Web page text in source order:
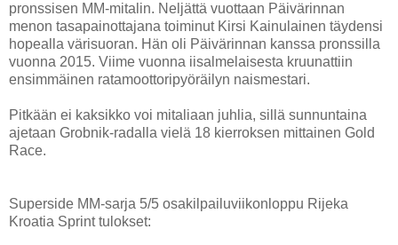
pronssisen MM-mitalin. Neljättä vuottaan Päivärinnan
menon tasapainottajana toiminut Kirsi Kainulainen täydensi
hopealla värisuoran. Hän oli Päivärinnan kanssa pronssilla
vuonna 2015. Viime vuonna iisalmelaisesta kruunattiin
ensimmäinen ratamoottoripyöräilyn naismestari.
Pitkään ei kaksikko voi mitaliaan juhlia, sillä sunnuntaina
ajetaan Grobnik-radalla vielä 18 kierroksen mittainen Gold
Race.
Superside MM-sarja 5/5 osakilpailuviikonloppu Rijeka
Kroatia Sprint tulokset: